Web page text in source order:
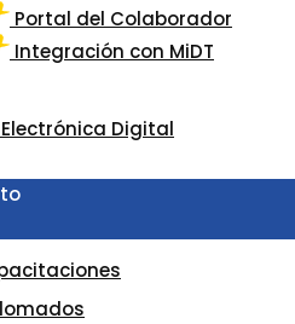
Portal del Colaborador
Integración con MiDT
Digital